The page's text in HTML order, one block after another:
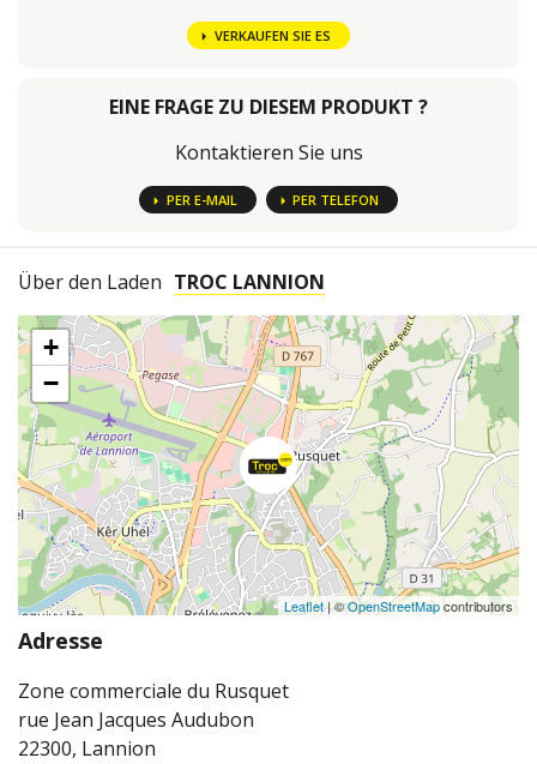
VERKAUFEN SIE ES
EINE FRAGE ZU DIESEM PRODUKT ?
Kontaktieren Sie uns
PER E-MAIL PER TELEFON
Über den Laden TROC LANNION
+
−
Leaflet| ©OpenStreetMapcontributors
Adresse
Zone commerciale du Rusquet
rue Jean Jacques Audubon
22300, Lannion